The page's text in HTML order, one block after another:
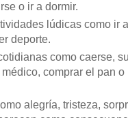
o ir a dormir.
lúdicas como ir
deporte.
como caerse,
comprar el pan o
alegría, tristeza,